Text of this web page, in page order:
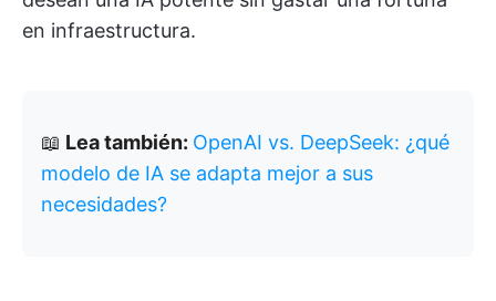
en infraestructura.
📖 Lea también: OpenAI vs. DeepSeek: ¿qué
modelo de IA se adapta mejor a sus
necesidades?